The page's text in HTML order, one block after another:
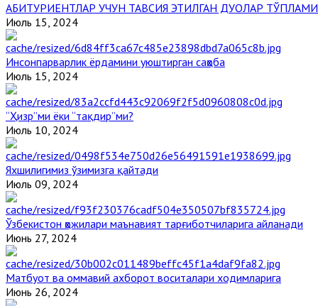
АБИТУРИЕНТЛАР УЧУН ТАВСИЯ ЭТИЛГАН ДУОЛАР ТЎПЛАМИ
Июль 15, 2024
Инсонпарварлик ёрдамини уюштирган саҳоба
Июль 15, 2024
“Ҳизр”ми ёки “тақдир”ми?
Июль 10, 2024
Яхшилигимиз ўзимизга қайтади
Июль 09, 2024
Ўзбекистон ҳожилари маънавият тарғиботчиларига айланади
Июнь 27, 2024
Матбуот ва оммавий ахборот воситалари ходимларига
Июнь 26, 2024